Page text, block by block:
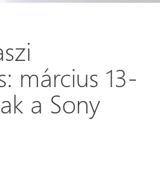
március 13-
a Sony